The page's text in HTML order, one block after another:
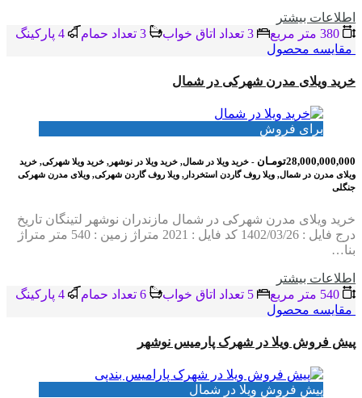
اطلاعات بيشتر
مقایسه محصول
خرید ویلای مدرن شهرکی در شمال
برای فروش
28,000,000,000تومـان
- خرید ویلا در شمال, خرید ویلا در نوشهر, خرید ویلا شهرکی, خرید
ویلای مدرن در شمال, ویلا روف گاردن استخردار, ویلا روف گاردن شهرکی, ویلای مدرن شهرکی
جنگلی
خرید ویلای مدرن شهرکی در شمال مازندران نوشهر لتینگان تاریخ
درج فایل : 1402/03/26 کد فایل : 2021 متراژ زمین : 540 متر متراژ
بنا…
اطلاعات بيشتر
مقایسه محصول
پیش فروش ویلا در شهرک پارمیس نوشهر
پیش فروش ویلا در شمال